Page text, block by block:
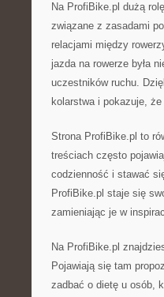
Na ProfiBike.pl dużą
związane z zasadami
relacjami między
jazda na rowerze była
uczestników ruchu.
kolarstwa i pokazuje,
Strona ProfiBike.pl to
treściach często
codzienność i stawać
ProfiBike.pl staje się
zamieniając je w
Na ProfiBike.pl
Pojawiają się tam
zadbać o dietę u osób,